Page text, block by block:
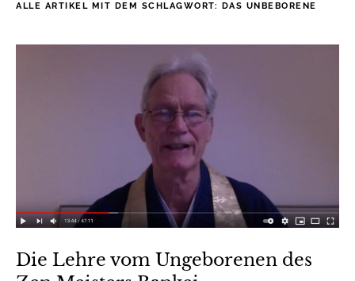
ALLE ARTIKEL MIT DEM SCHLAGWORT: DAS UNBEBORENE
Die Lehre vom Ungeborenen des